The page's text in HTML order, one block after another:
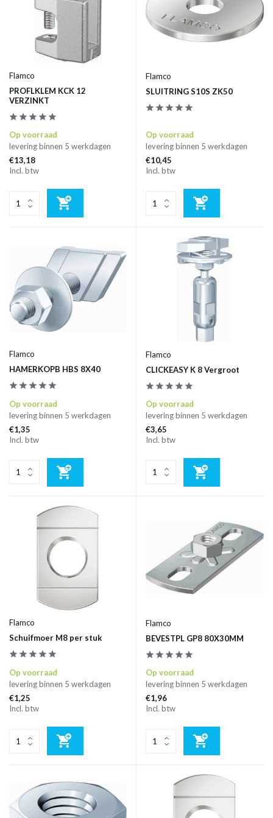
Flamco
PROFLKLEM KCK 12
VERZINKT
Op voorraad
levering binnen 5 werkdagen
€13,18
Incl. btw
Flamco
SLUITRING S10S ZK50
Op voorraad
levering binnen 5 werkdagen
€10,45
Incl. btw
Flamco
HAMERKOPB HBS 8X40
Op voorraad
levering binnen 5 werkdagen
€1,35
Incl. btw
Flamco
CLICKEASY K 8 Vergroot
Op voorraad
levering binnen 5 werkdagen
€3,65
Incl. btw
Flamco
Schuifmoer M8 per stuk
Op voorraad
levering binnen 5 werkdagen
€1,25
Incl. btw
Flamco
BEVESTPL GP8 80X30MM
Op voorraad
levering binnen 5 werkdagen
€1,96
Incl. btw